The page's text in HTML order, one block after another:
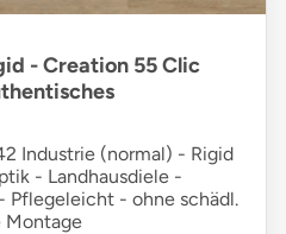
- Creation 55 Clic
Industrie (normal) - Rigid
- Landhausdiele -
Pflegeleicht - ohne schädl.
Montage